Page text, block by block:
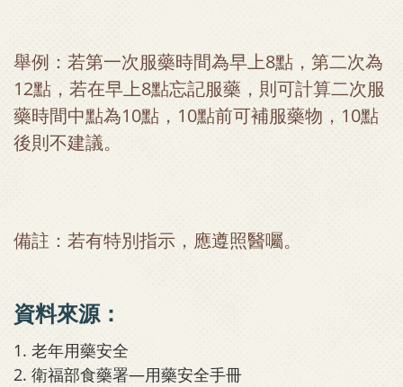
舉例：若第一次服藥時間為早上8點，第二次為
12點，若在早上8點忘記服藥，則可計算二次服
藥時間中點為10點，10點前可補服藥物，10點
後則不建議。
備註：若有特別指示，應遵照醫囑。
資料來源：
1. 老年用藥安全
2. 衛福部食藥署—用藥安全手冊